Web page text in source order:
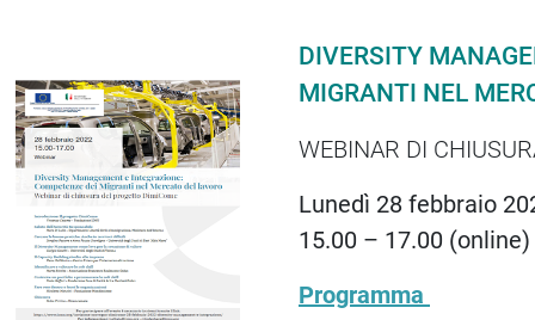
DIVERSITY
MIGRANTI NEL
WEBINAR DI
Lunedì 28 febbraio
15.00 – 17.00 (online)
Programma